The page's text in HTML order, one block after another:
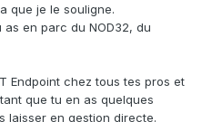
que je le souligne.
en parc du NOD32, du
Endpoint chez tous tes pros et
que tu en as quelques
laisser en gestion directe.